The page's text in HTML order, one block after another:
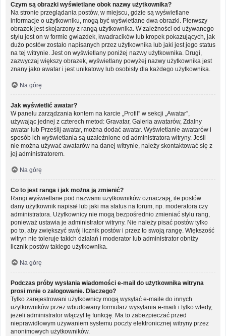
Czym są obrazki wyświetlane obok nazwy użytkownika?
Na stronie przeglądania postów, w miejscu, gdzie są wyświetlane
informacje o użytkowniku, mogą być wyświetlane dwa obrazki. Pierwszy
obrazek jest skojarzony z rangą użytkownika. W zależności od używanego
stylu jest on w formie gwiazdek, kwadracików lub kropek pokazujących, jak
dużo postów zostało napisanych przez użytkownika lub jaki jest jego status
na tej witrynie. Jest on wyświetlany poniżej nazwy użytkownika. Drugi,
zazwyczaj większy obrazek, wyświetlany powyżej nazwy użytkownika jest
znany jako awatar i jest unikatowy lub osobisty dla każdego użytkownika.
Na górę
Jak wyświetlić awatar?
W panelu zarządzania kontem na karcie „Profil” w sekcji „Awatar”,
używając jednej z czterech metod: Gravatar, Galeria awatarów, Zdalny
awatar lub Prześlij awatar, można dodać awatar. Wyświetlanie awatarów i
sposób ich wyświetlania są uzależnione od administratora witryny. Jeśli
nie można używać awatarów na danej witrynie, należy skontaktować się z
jej administratorem.
Na górę
Co to jest ranga i jak można ją zmienić?
Rangi wyświetlane pod nazwami użytkowników oznaczają, ile postów
dany użytkownik napisał lub jaki ma status na forum, np. moderatora czy
administratora. Użytkownicy nie mogą bezpośrednio zmieniać stylu rang,
ponieważ ustawia je administrator witryny. Nie należy pisać postów tylko
po to, aby zwiększyć swój licznik postów i przez to swoją rangę. Większość
witryn nie toleruje takich działań i moderator lub administrator obniży
licznik postów takiego użytkownika.
Na górę
Podczas próby wysłania wiadomości e-mail do użytkownika witryna
prosi mnie o zalogowanie. Dlaczego?
Tylko zarejestrowani użytkownicy mogą wysyłać e-maile do innych
użytkowników przez wbudowany formularz wysyłania e-maili i tylko wtedy,
jeżeli administrator włączył tę funkcję. Ma to zabezpieczać przed
nieprawidłowym używaniem systemu poczty elektronicznej witryny przez
anonimowych użytkowników.